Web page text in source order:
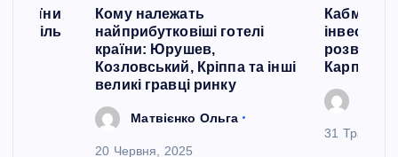
України
сіль
Кому належать
найприбутковіші готелі
країни: Юрушев,
Козловський, Кріппа та інші
великі гравці ринку
Матвієнко Ольга
20 Червня, 2025
Кабмін
розвиток
Карпатах
31 Травня,